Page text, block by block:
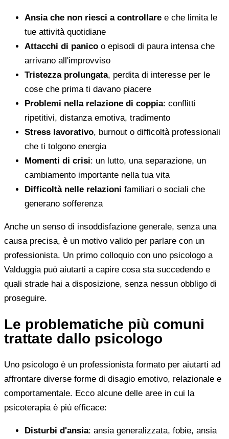
Ansia che non riesci a controllare e che limita le
tue attività quotidiane
Attacchi di panico o episodi di paura intensa che
arrivano all'improvviso
Tristezza prolungata, perdita di interesse per le
cose che prima ti davano piacere
Problemi nella relazione di coppia: conflitti
ripetitivi, distanza emotiva, tradimento
Stress lavorativo, burnout o difficoltà professionali
che ti tolgono energia
Momenti di crisi: un lutto, una separazione, un
cambiamento importante nella tua vita
Difficoltà nelle relazioni familiari o sociali che
generano sofferenza
Anche un senso di insoddisfazione generale, senza una
causa precisa, è un motivo valido per parlare con un
professionista. Un primo colloquio con uno psicologo a
Valduggia può aiutarti a capire cosa sta succedendo e
quali strade hai a disposizione, senza nessun obbligo di
proseguire.
Le problematiche più comuni
trattate dallo psicologo
Uno psicologo è un professionista formato per aiutarti ad
affrontare diverse forme di disagio emotivo, relazionale e
comportamentale. Ecco alcune delle aree in cui la
psicoterapia è più efficace:
Disturbi d'ansia: ansia generalizzata, fobie, ansia